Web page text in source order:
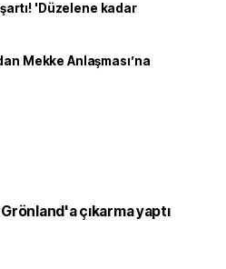
'Düzelene kadar
Mekke Anlaşması’na
çıkarma yaptı